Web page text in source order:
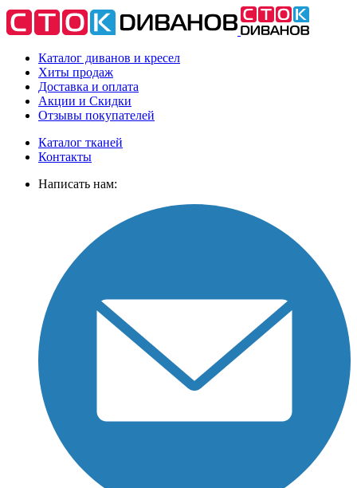
Каталог диванов и кресел
Хиты продаж
Доставка и оплата
Акции и Скидки
Отзывы покупателей
Каталог тканей
Контакты
Написать нам: